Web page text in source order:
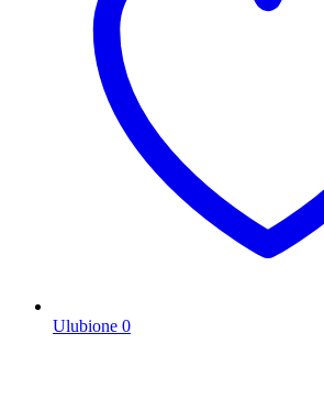
Ulubione 0